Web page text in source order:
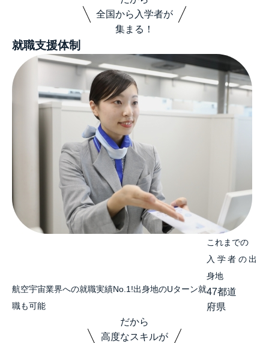
全国から入学者が
集まる！
就職支援体制
航空宇宙業界への就職実績No.1!出身地のUターン就
職も可能
これまでの
入学者の出
身地
47都道
府県
だから
高度なスキルが